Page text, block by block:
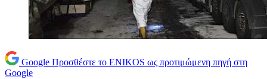
Google Προσθέστε το ENIKOS ως προτιμώμενη πηγή στη
Google